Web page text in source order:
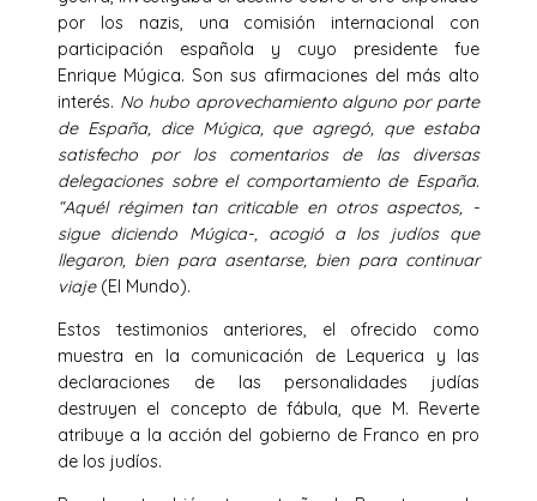
por los nazis, una comisión internacional con
participación española y cuyo presidente fue
Enrique Múgica. Son sus afirmaciones del más alto
interés. No hubo aprovechamiento alguno por parte
de España, dice Múgica, que agregó, que estaba
satisfecho por los comentarios de las diversas
delegaciones sobre el comportamiento de España.
“Aquél régimen tan criticable en otros aspectos, -
sigue diciendo Múgica-, acogió a los judíos que
llegaron, bien para asentarse, bien para continuar
viaje(El Mundo).
Estos testimonios anteriores, el ofrecido como
muestra en la comunicación de Lequerica y las
declaraciones de las personalidades judías
destruyen el concepto de fábula, que M. Reverte
atribuye a la acción del gobierno de Franco en pro
de los judíos.